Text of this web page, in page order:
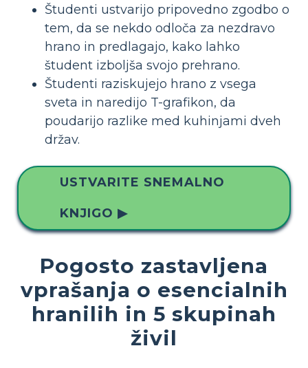
Študenti ustvarijo pripovedno zgodbo o
tem, da se nekdo odloča za nezdravo
hrano in predlagajo, kako lahko
študent izboljša svojo prehrano.
Študenti raziskujejo hrano z vsega
sveta in naredijo T-grafikon, da
poudarijo razlike med kuhinjami dveh
držav.
USTVARITE SNEMALNO
KNJIGO ▶
Pogosto zastavljena
vprašanja o esencialnih
hranilih in 5 skupinah
živil